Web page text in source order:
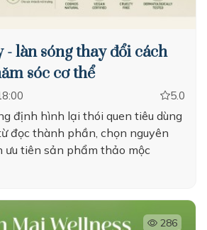
- làn sóng thay đổi cách
sóc cơ thể
5.0
định hình lại thói quen tiêu dùng
đọc thành phần, chọn nguyên
ưu tiên sản phẩm thảo mộc
286